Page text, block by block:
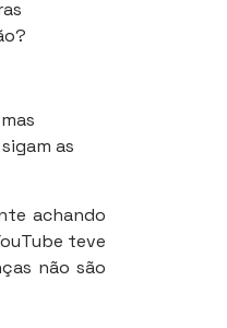
as
achando
teve
não são